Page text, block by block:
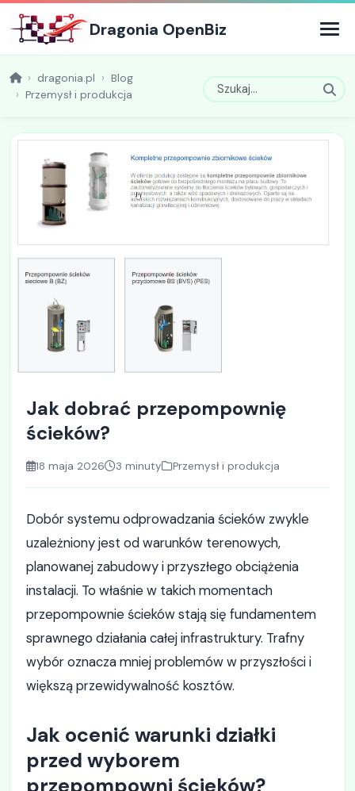
Dragonia OpenBiz
dragonia.pl
Blog
Przemysł i produkcja
Jak dobrać przepompownię
ścieków?
18 maja 2026 3 minuty Przemysł i produkcja
Dobór systemu odprowadzania ścieków zwykle
uzależniony jest od warunków terenowych,
planowanej zabudowy i przyszłego obciążenia
instalacji. To właśnie w takich momentach
przepompownie ścieków stają się fundamentem
sprawnego działania całej infrastruktury. Trafny
wybór oznacza mniej problemów w przyszłości i
większą przewidywalność kosztów.
Jak ocenić warunki działki
przed wyborem